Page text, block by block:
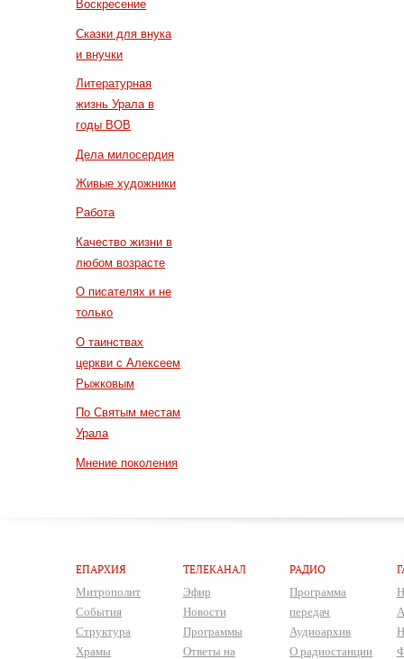
Воскресение
Сказки для внука
и внучки
Литературная
жизнь Урала в
годы ВОВ
Дела милосердия
Живые художники
Работа
Качество жизни в
любом возрасте
О писателях и не
только
О таинствах
церкви с Алексеем
Рыжковым
По Святым местам
Урала
Мнение поколения
ЕПАРХИЯ
Митрополит
События
Структура
Храмы
ТЕЛЕКАНАЛ
Эфир
Новости
Программы
Ответы на
РАДИО
Программа
передач
Аудиоархив
О радиостанции